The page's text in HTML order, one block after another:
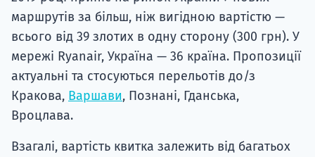
маршрутів за більш, ніж вигідною вартістю —
всього від 39 злотих в одну сторону (300 грн). У
мережі Ryanair, Україна — 36 країна. Пропозиції
актуальні та стосуються перельотів до/з
Кракова, Варшави, Познані, Гданська,
Вроцлава.
Взагалі, вартість квитка залежить від багатьох